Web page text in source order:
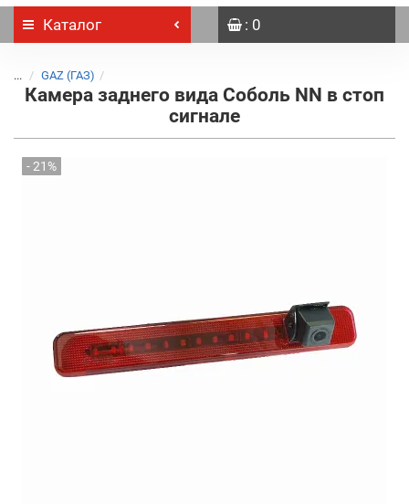
Каталог : 0
... GAZ (ГАЗ)
Камера заднего вида Соболь NN в стоп
сигнале
- 21%